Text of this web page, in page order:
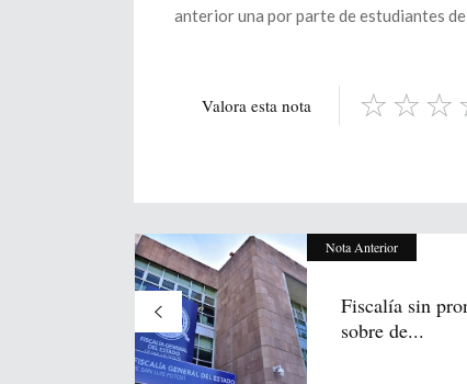
anterior una por parte de estudiantes
Valora esta nota
Nota Anterior
Fiscalía sin
sobre de...